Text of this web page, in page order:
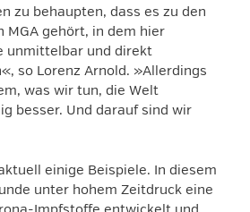
zu behaupten, dass es zu den
MGA gehört, in dem hier
unmittelbar und direkt
so Lorenz Arnold. »Allerdings
was wir tun, die Welt
besser. Und darauf sind wir
einige Beispiele. In diesem
unter hohem Zeitdruck eine